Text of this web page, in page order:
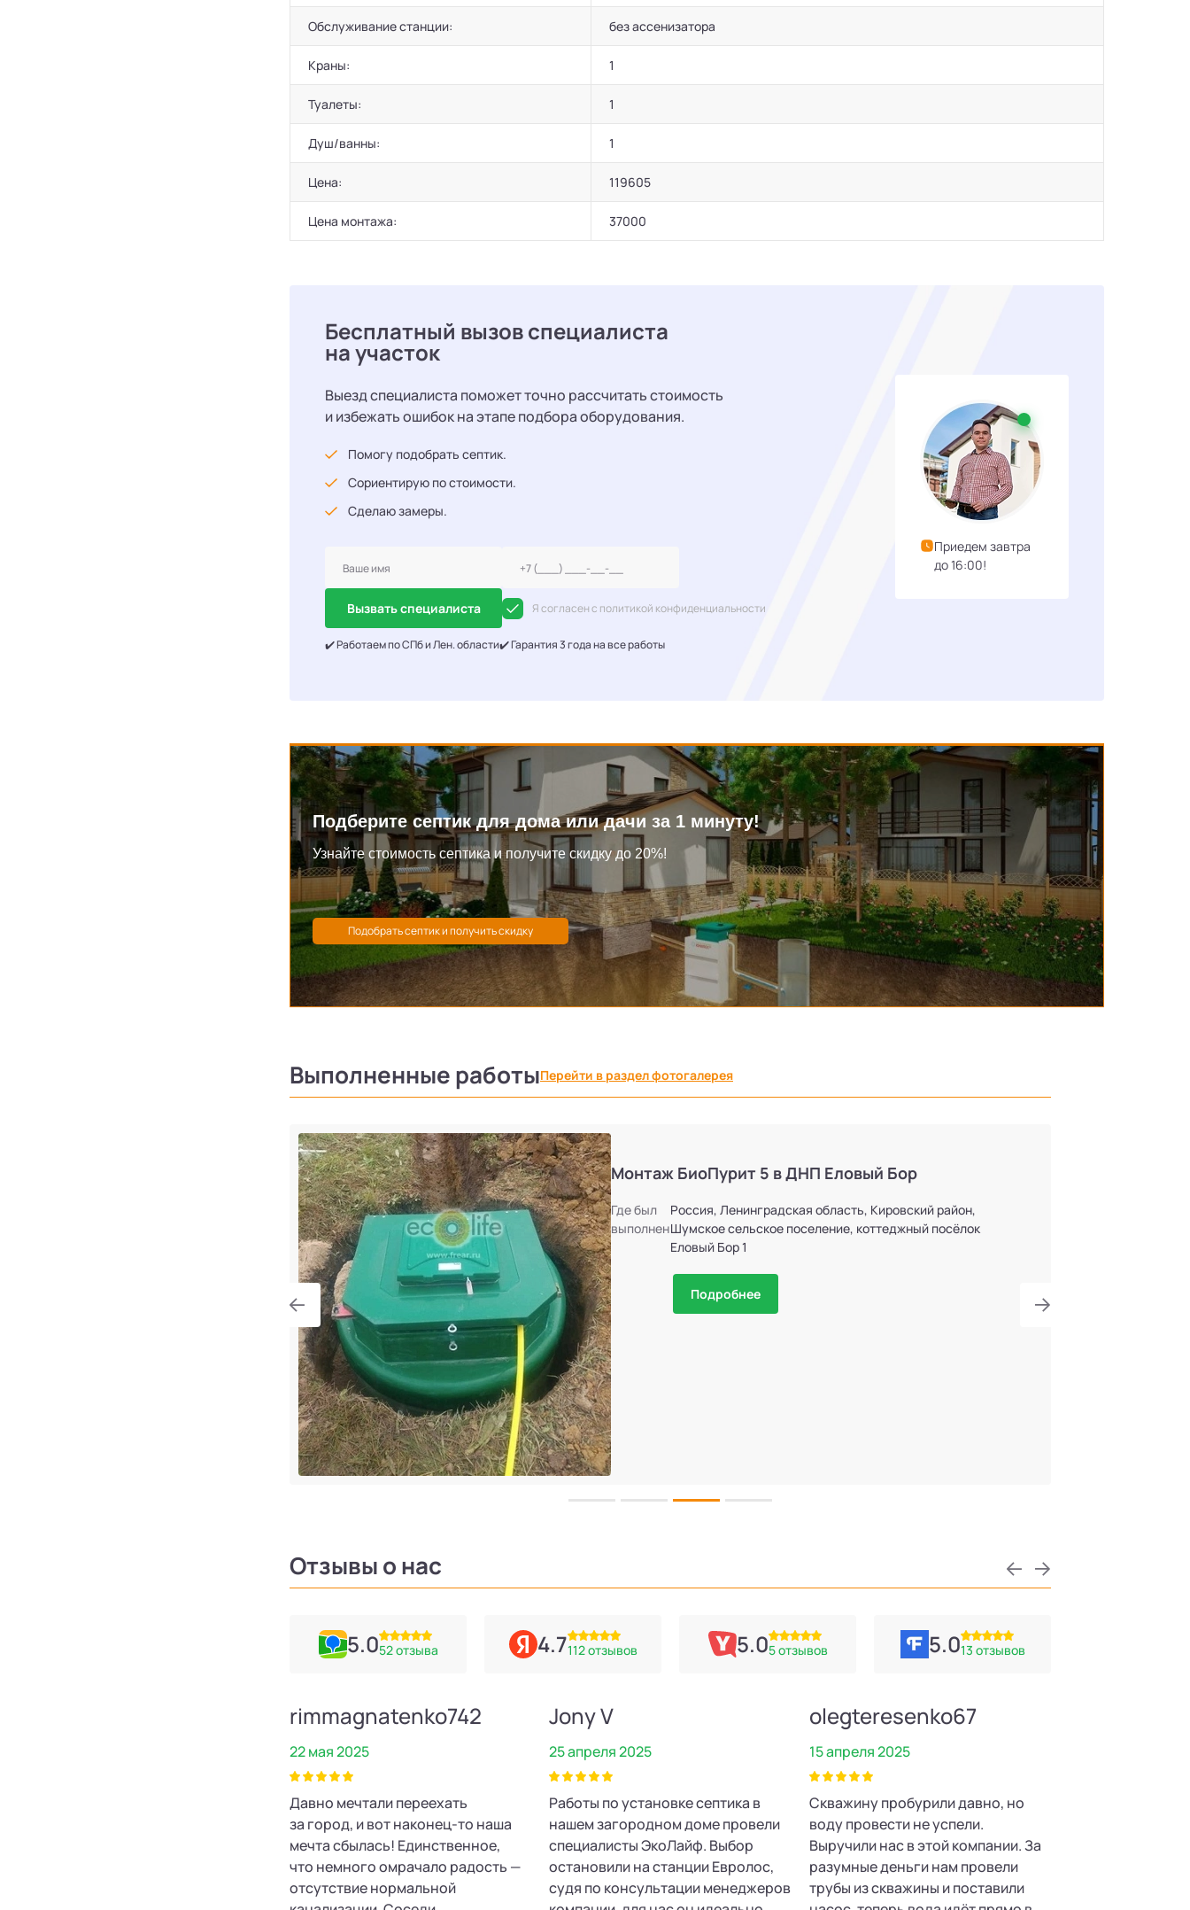
Обслуживание станции: без ассенизатора
Краны: 1
Туалеты: 1
Душ/ванны: 1
Цена: 119605
Цена монтажа: 37000
Бесплатный вызов специалиста
на участок
Выезд специалиста поможет точно рассчитать стоимость
и избежать ошибок на этапе подбора оборудования.
Помогу подобрать септик.
Сориентирую по стоимости.
Сделаю замеры.
Вызвать специалиста Я согласен с политикой конфиденциальности
✔️ Работаем по СПб и Лен. области✔️ Гарантия 3 года на все работы
Приедем завтра
до 16:00!
Подберите септик для дома или дачи за 1 минуту!
Узнайте стоимость септика и получите скидку до 20%!
Выполненные работыПерейти в раздел фотогалерея
Монтаж БиоПурит 5 в ДНП Еловый Бор
Где был
выполнен
Россия, Ленинградская область, Кировский район,
Шумское сельское поселение, коттеджный посёлок
Еловый Бор 1
Подробнее
Отзывы о нас
5.052 отзыва 4.7112 отзывов 5.05 отзывов 5.013 отзывов
rimmagnatenko742
22 мая 2025
Давно мечтали переехать
за город, и вот наконец‑то наша
мечта сбылась! Единственное,
что немного омрачало радость —
отсутствие нормальной
Jony V
25 апреля 2025
Работы по установке септика в
нашем загородном доме провели
специалисты ЭкоЛайф. Выбор
остановили на станции Евролос,
судя по консультации менеджеров
olegteresenko67
15 апреля 2025
Скважину пробурили давно, но
воду провести не успели.
Выручили нас в этой компании. За
разумные деньги нам провели
трубы из скважины и поставили